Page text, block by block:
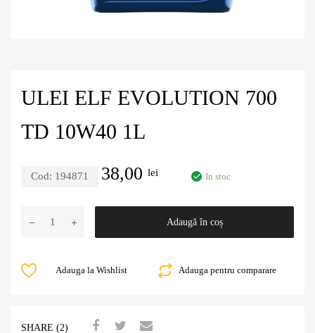
ULEI ELF EVOLUTION 700
TD 10W40 1L
Cod: 194871 38,00 lei In stoc
Adaugă în coș
Adauga pentru comparare
Adauga la Wishlist
SHARE (2)